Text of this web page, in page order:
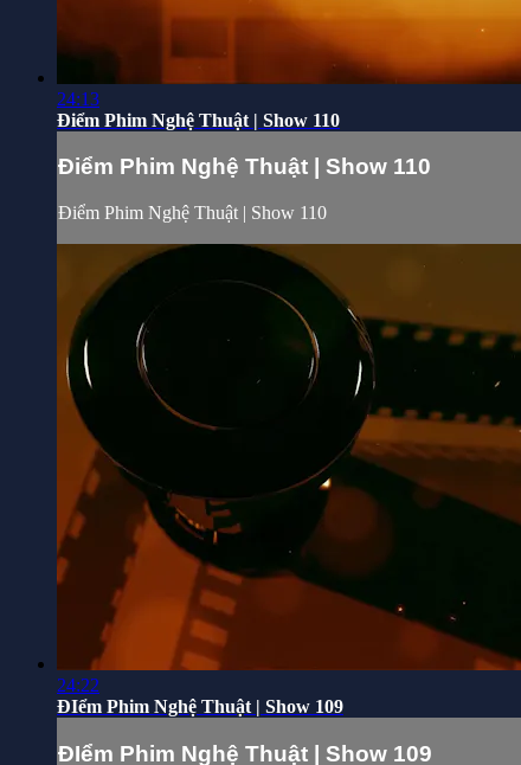
24:13
Điểm Phim Nghệ Thuật | Show 110
Điểm Phim Nghệ Thuật | Show 110
Điểm Phim Nghệ Thuật | Show 110
24:22
ĐIểm Phim Nghệ Thuật | Show 109
ĐIểm Phim Nghệ Thuật | Show 109